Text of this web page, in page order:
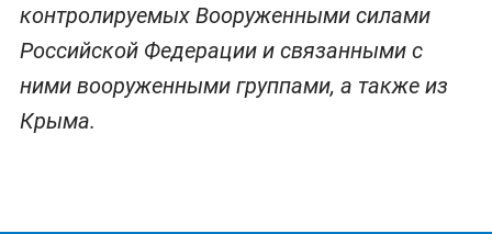
контролируемых Вооруженными силами
Российской Федерации и связанными с
ними вооруженными группами, а также из
Крыма.